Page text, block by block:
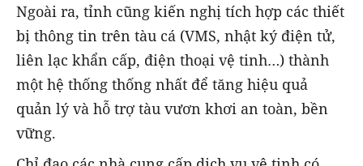
Ngoài ra, tỉnh cũng kiến nghị tích hợp các thiết
bị thông tin trên tàu cá (VMS, nhật ký điện tử,
liên lạc khẩn cấp, điện thoại vệ tinh…) thành
một hệ thống thống nhất để tăng hiệu quả
quản lý và hỗ trợ tàu vươn khơi an toàn, bền
vững.